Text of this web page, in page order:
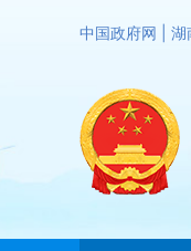
中国政府网 湖